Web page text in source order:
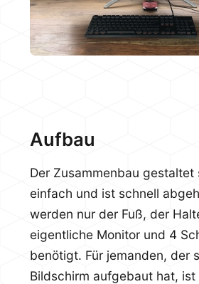
Aufbau
Der Zusammenbau gestaltet
einfach und ist schnell
werden nur der Fuß, der
eigentliche Monitor und 4
benötigt. Für jemanden, der
Bildschirm aufgebaut hat, ist